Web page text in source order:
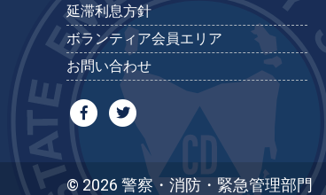
延滞利息方針
ボランティア会員エリア
お問い合わせ
© 2026 警察・消防・緊急管理部門